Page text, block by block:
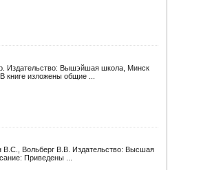
Издательство: Вышэйшая школа, Минск
изложены общие ...
В.С., Вольберг В.В. Издательство: Высшая
Приведены ...